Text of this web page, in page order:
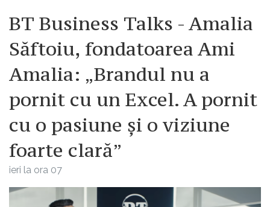
BT Business Talks - Amalia
Săftoiu, fondatoarea Ami
Amalia: „Brandul nu a
pornit cu un Excel. A pornit
cu o pasiune și o viziune
foarte clară”
ieri la ora 07